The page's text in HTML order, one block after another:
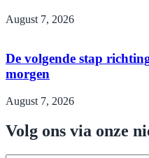
August 7, 2026
De volgende stap
morgen
August 7, 2026
Volg ons via onze